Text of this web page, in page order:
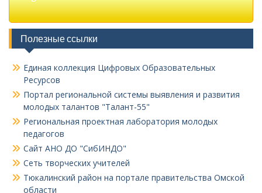
Полезные ссылки
Единая коллекция Цифровых Образовательных
Ресурсов
Портал региональной системы выявления и развития
молодых талантов "Талант-55"
Региональная проектная лаборатория молодых
педагогов
Сайт АНО ДО "СибИНДО"
Сеть творческих учителей
Тюкалинский район на портале правительства Омской
области